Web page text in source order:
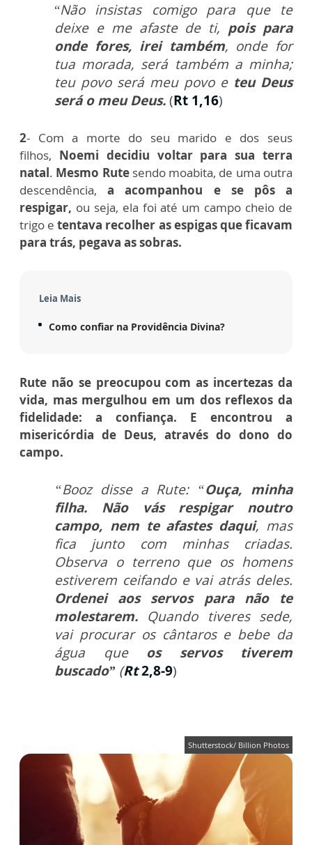
“Não insistas comigo para que te
deixe e me afaste de ti, pois para
onde fores, irei também, onde for
tua morada, será também a minha;
teu povo será meu povo e teu Deus
será o meu Deus.(Rt 1,16)
2- Com a morte do seu marido e dos seus
filhos, Noemi decidiu voltar para sua terra
natal. Mesmo Rutesendo moabita, de uma outra
descendência, a acompanhou e se pôs a
respigar, ou seja, ela foi até um campo cheio de
trigo etentava recolher as espigas que ficavam
para trás, pegava as sobras.
Leia Mais
Como confiar na Providência Divina?
Rute não se preocupou com as incertezas da
vida, mas mergulhou em um dos reflexos da
fidelidade: a confiança. E encontrou a
misericórdia de Deus, através do dono do
campo.
“Booz disse a Rute: “Ouça, minha
filha. Não vás respigar noutro
campo, nem te afastes daqui, mas
fica junto com minhas criadas.
Observa o terreno que os homens
estiverem ceifando e vai atrás deles.
Ordenei aos servos para não te
molestarem. Quando tiveres sede,
vai procurar os cântaros e bebe da
água que os servos tiverem
buscado” (Rt2,8-9)
Shutterstock/ Billion Photos